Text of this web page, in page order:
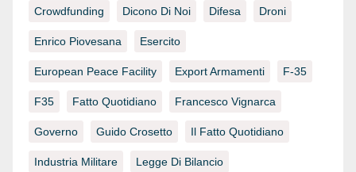
Crowdfunding Dicono Di Noi Difesa Droni
Enrico Piovesana Esercito
European Peace Facility Export Armamenti F-35
F35 Fatto Quotidiano Francesco Vignarca
Governo Guido Crosetto Il Fatto Quotidiano
Industria Militare Legge Di Bilancio